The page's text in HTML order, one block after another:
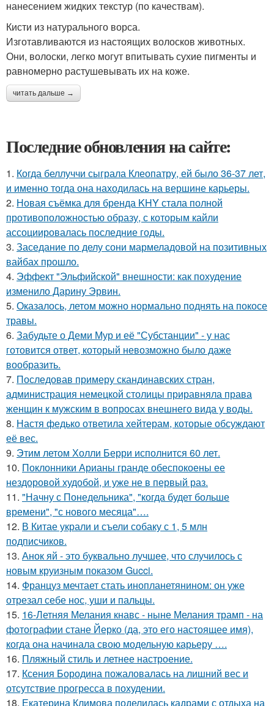
нанесением жидких текстур (по качествам).
Кисти из натурального ворса.
Изготавливаются из настоящих волосков животных.
Они, волоски, легко могут впитывать сухие пигменты и
равномерно растушевывать их на коже.
читать дальше →
Последние обновления на сайте:
1. Когда беллуччи сыграла Клеопатру, ей было 36-37 лет,
и именно тогда она находилась на вершине карьеры.
2. Новая съёмка для бренда KHY стала полной
противоположностью образу, с которым кайли
ассоциировалась последние годы.
3. Заседание по делу сони мармеладовой на позитивных
вайбах прошло.
4. Эффект "Эльфийской" внешности: как похудение
изменило Дарину Эрвин.
5. Оказалось, летом можно нормально поднять на покосе
травы.
6. Забудьте о Деми Мур и её "Субстанции" - у нас
готовится ответ, который невозможно было даже
вообразить.
7. Последовав примеру скандинавских стран,
администрация немецкой столицы приравняла права
женщин к мужским в вопросах внешнего вида у воды.
8. Настя федько ответила хейтерам, которые обсуждают
её вес.
9. Этим летом Холли Берри исполнится 60 лет.
10. Поклонники Арианы гранде обеспокоены ее
нездоровой худобой, и уже не в первый раз.
11. "Начну с Понедельника", "когда будет больше
времени", "с нового месяца"….
12. В Китае украли и съели собаку с 1, 5 млн
подписчиков.
13. Анок яй - это буквально лучшее, что случилось с
новым круизным показом Gucci.
14. Француз мечтает стать инопланетянином: он уже
отрезал себе нос, уши и пальцы.
15. 16-Летняя Мелания кнавс - ныне Мелания трамп - на
фотографии стане Йерко (да, это его настоящее имя),
когда она начинала свою модельную карьеру ….
16. Пляжный стиль и летнее настроение.
17. Ксения Бородина пожаловалась на лишний вес и
отсутствие прогресса в похудении.
18. Екатерина Климова поделилась кадрами с отдыха на